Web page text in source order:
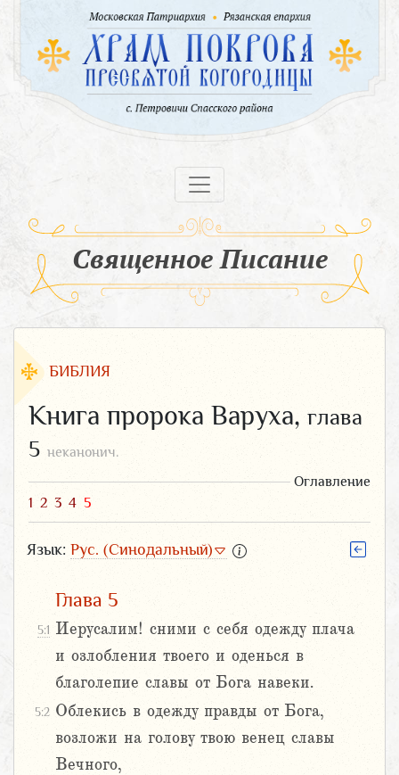
Священное Писание
БИБЛИЯ
Книга пророка Варуха, глава
5 неканонич.
Оглавление
1 2 3 4 5
Язык: Рус. (Синодальный)
Глава 5
5:1 Иерусалим! сними с себя одежду плача
и озлобления твоего и оденься в
благолепие славы от Бога навеки.
5:2 Облекись в одежду правды от Бога,
возложи на голову твою венец славы
Вечного,